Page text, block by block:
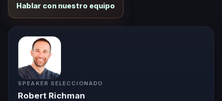
Hablar con nuestro equipo
SPEAKER SELECCIONADO
Robert Richman